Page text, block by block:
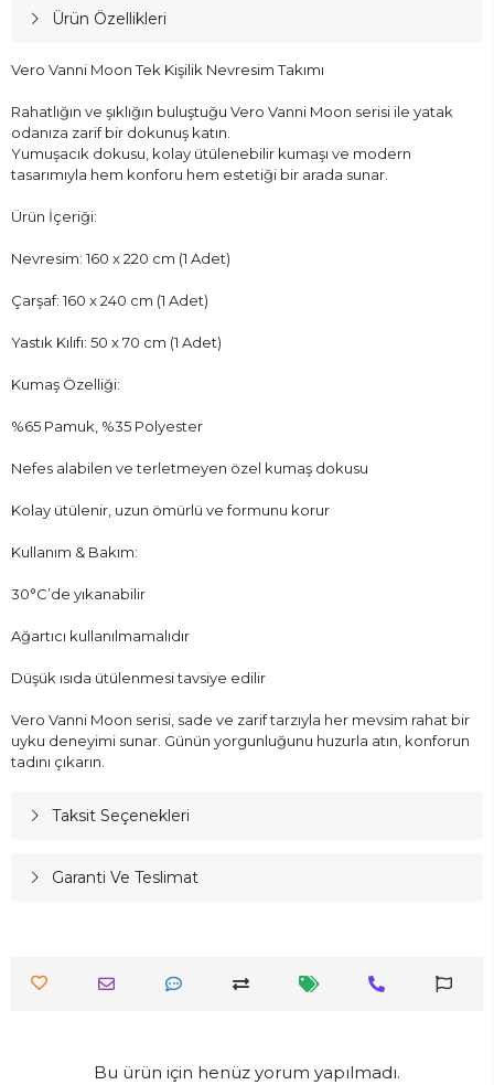
Ürün Özellikleri
Vero Vanni Moon Tek Kişilik Nevresim Takımı
Rahatlığın ve şıklığın buluştuğu Vero Vanni Moon serisi ile yatak
odanıza zarif bir dokunuş katın.
Yumuşacık dokusu, kolay ütülenebilir kumaşı ve modern
tasarımıyla hem konforu hem estetiği bir arada sunar.
Ürün İçeriği:
Nevresim: 160 x 220 cm (1 Adet)
Çarşaf: 160 x 240 cm (1 Adet)
Yastık Kılıfı: 50 x 70 cm (1 Adet)
Kumaş Özelliği:
%65 Pamuk, %35 Polyester
Nefes alabilen ve terletmeyen özel kumaş dokusu
Kolay ütülenir, uzun ömürlü ve formunu korur
Kullanım & Bakım:
30°C’de yıkanabilir
Ağartıcı kullanılmamalıdır
Düşük ısıda ütülenmesi tavsiye edilir
Vero Vanni Moon serisi, sade ve zarif tarzıyla her mevsim rahat bir
uyku deneyimi sunar. Günün yorgunluğunu huzurla atın, konforun
tadını çıkarın.
Taksit Seçenekleri
Garanti Ve Teslimat
Bu ürün için henüz yorum yapılmadı.